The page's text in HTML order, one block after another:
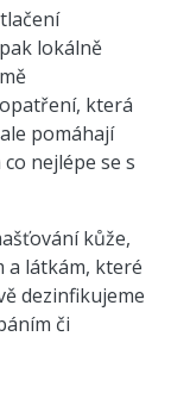
lokálně
která
pomáhají
nejlépe se s
kůže,
a látkám, které
dezinfikujeme
či